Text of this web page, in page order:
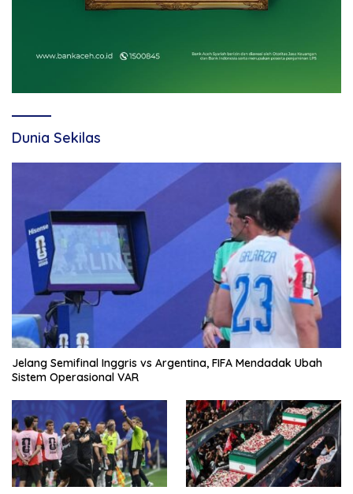
Dunia Sekilas
Jelang Semifinal Inggris vs Argentina, FIFA Mendadak Ubah
Sistem Operasional VAR